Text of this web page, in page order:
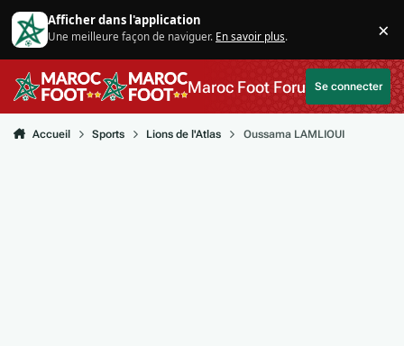
Aller au contenu
Afficher dans l'application
Une meilleure façon de naviguer. En savoir plus. ×
Maroc Foot ForumSe connecter
Accueil Sports Lions de l'Atlas Oussama LAMLIOUI